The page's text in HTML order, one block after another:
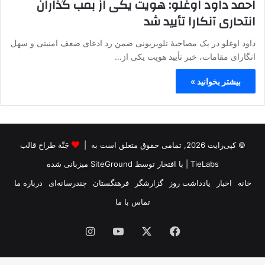
احمد داود اوغلو: هویت یکی از بمب گذاران
انتحاری آنکارا تأیید شد
داود اوغلو در یک مصاحبۀ تلویزیونی ضمن رد ادعای ضعف امنیتی و سهل
انگارای مقامات، خبر تأیید هویت یکی از…
بیشتر بخوانید »
© کپی‌رایت 2026, تمامی حقوق متعلق است به |
جَنَّة طراح قالب
TieLabs | با افتخار توسط SiteGround میزبانی شده
خانه
اخبار یادداشت روز گزارشگر فرهنگستان چندرسانه‌ای
درباره ما
تماس با ما
فیس
بوک
یوتیوب